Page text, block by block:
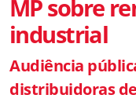
MP sobre
industrial
Audiência
distribuidoras